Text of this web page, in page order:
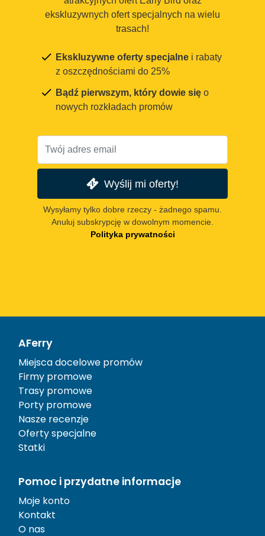
ekskluzywnych ofert specjalnych na wielu
trasach!
Ekskluzywne oferty specjalne i rabaty
z oszczędnościami do 25%
Bądź pierwszym, który dowie się o
nowych rozkładach promów
Wyślij mi oferty!
Wysyłamy tylko dobre rzeczy - żadnego spamu.
Anuluj subskrypcję w dowolnym momencie.
Polityka prywatności
AFerry
Miejsca docelowe promów
Firmy promowe
Trasy promowe
Porty promowe
Nasze recenzje
Oferty specjalne
Statki
Pomoc i przydatne informacje
Moje konto
Kontakt
O nas